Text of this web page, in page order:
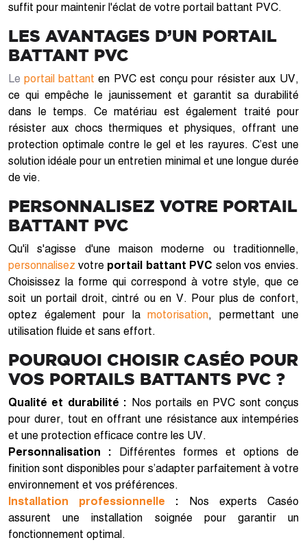
suffit pour maintenir l'éclat de votre portail battant PVC.
LES AVANTAGES D’UN PORTAIL
BATTANT PVC
Le portail battant en PVC est conçu pour résister aux UV,
ce qui empêche le jaunissement et garantit sa durabilité
dans le temps. Ce matériau est également traité pour
résister aux chocs thermiques et physiques, offrant une
protection optimale contre le gel et les rayures. C’est une
solution idéale pour un entretien minimal et une longue durée
de vie.
PERSONNALISEZ VOTRE PORTAIL
BATTANT PVC
Qu'il s'agisse d'une maison moderne ou traditionnelle,
personnalisez votre portail battant PVC selon vos envies.
Choisissez la forme qui correspond à votre style, que ce
soit un portail droit, cintré ou en V. Pour plus de confort,
optez également pour la motorisation, permettant une
utilisation fluide et sans effort.
POURQUOI CHOISIR CASÉO POUR
VOS PORTAILS BATTANTS PVC ?
Qualité et durabilité : Nos portails en PVC sont conçus
pour durer, tout en offrant une résistance aux intempéries
et une protection efficace contre les UV.
Personnalisation : Différentes formes et options de
finition sont disponibles pour s’adapter parfaitement à votre
environnement et vos préférences.
Installation professionnelle : Nos experts Caséo
assurent une installation soignée pour garantir un
fonctionnement optimal.